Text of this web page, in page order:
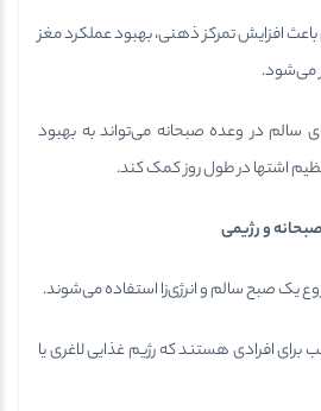
افزایش تمرکز ذهنی، بهبود عملکرد مغز
می‌شود.
سالم در وعده صبحانه می‌تواند به بهبود
اشتها در طول روز کمک کند.
و رژیمی
یک صبح سالم و انرژی‌زا استفاده می‌شوند.
افرادی هستند که رژیم غذایی لاغری یا